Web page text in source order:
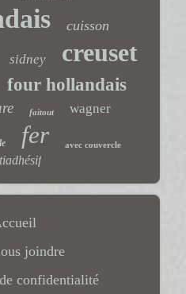
cuisson
sidney creuset
four hollandais
faitout wagner
fer avec couvercle
joindre
confidentialité